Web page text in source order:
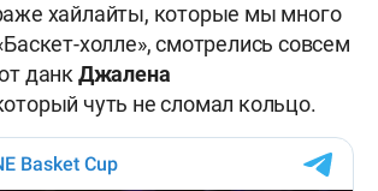
хайлайты, которые мы много
холле», смотрелись совсем
данкДжалена
чуть не сломал кольцо.